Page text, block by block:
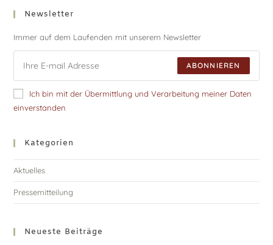
Newsletter
Immer auf dem Laufenden mit unserem Newsletter
ABONNIEREN
Ich bin mit der Übermittlung und Verarbeitung meiner Daten
einverstanden
Kategorien
Aktuelles
Pressemitteilung
Neueste Beiträge